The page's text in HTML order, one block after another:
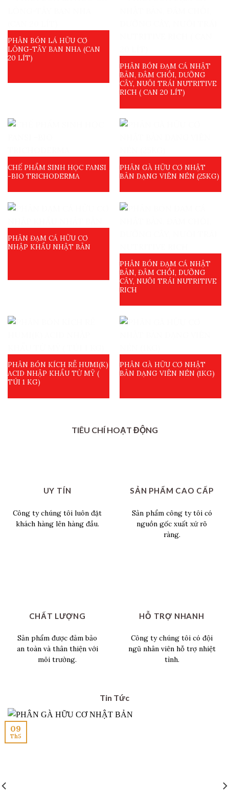
PHÂN BÓN LÁ HỮU CƠ
LỎNG-TÂY BAN NHA (CAN
20 LÍT)
PHÂN BÓN ĐẠM CÁ NHẬT
BẢN, ĐÂM CHỒI, DƯỠNG
CÂY, NUÔI TRÁI NUTRITIVE
RICH ( CAN 20 LÍT)
CHẾ PHẨM SINH HỌC FANSI
-BIO TRICHODERMA
PHÂN GÀ HỮU CƠ NHẬT
BẢN DẠNG VIÊN NÉN (25KG)
PHÂN ĐẠM CÁ HỮU CƠ
NHẬP KHẨU NHẬT BẢN
PHÂN BÓN ĐẠM CÁ NHẬT
BẢN, ĐÂM CHỒI, DƯỠNG
CÂY, NUÔI TRÁI NUTRITIVE
RICH
PHÂN BÓN KÍCH RỄ HUMI(K)
ACID NHẬP KHẨU TỪ MỸ (
TÚI 1 KG)
PHÂN GÀ HỮU CƠ NHẬT
BẢN DẠNG VIÊN NÉN (1KG)
TIÊU CHÍ HOẠT ĐỘNG
UY TÍN
Công ty chúng tôi luôn đặt
khách hàng lên hàng đầu.
SẢN PHẨM CAO CẤP
Sản phẩm công ty tôi có
nguồn gốc xuất xứ rõ
ràng.
CHẤT LƯỢNG
Sản phẩm được đảm bảo
an toàn và thân thiện với
môi trường.
HỖ TRỢ NHANH
Công ty chúng tôi có đội
ngũ nhân viên hỗ trợ nhiệt
tình.
Tin Tức
09
Th5